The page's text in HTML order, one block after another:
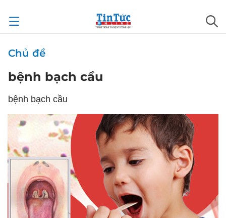
Chủ đề
bệnh bạch cầu
bệnh bạch cầu